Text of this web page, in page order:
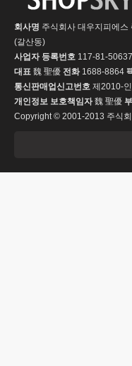
회사명 주식회사 대우지피에스
(갈산동)
사업자 등록번호 117-81-50637
대표 魏 聖優 전화1688-8864
통신판매업신고번호 제2010-
개인정보 보호책임자魏 聖優
Copyright © 2001-2013 주식